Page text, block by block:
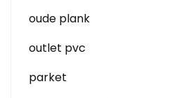
oude plank
outlet pvc
parket